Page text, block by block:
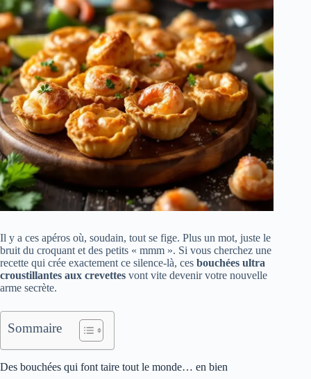
Il y a ces apéros où, soudain, tout se fige. Plus un mot, juste le
bruit du croquant et des petits « mmm ». Si vous cherchez une
recette qui crée exactement ce silence-là, ces bouchées ultra
croustillantes aux crevettes vont vite devenir votre nouvelle
arme secrète.
Sommaire
Des bouchées qui font taire tout le monde… en bien